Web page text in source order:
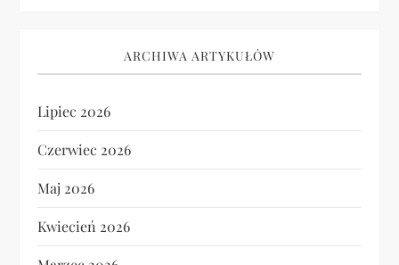
ARCHIWA ARTYKUŁÓW
Lipiec 2026
Czerwiec 2026
Maj 2026
Kwiecień 2026